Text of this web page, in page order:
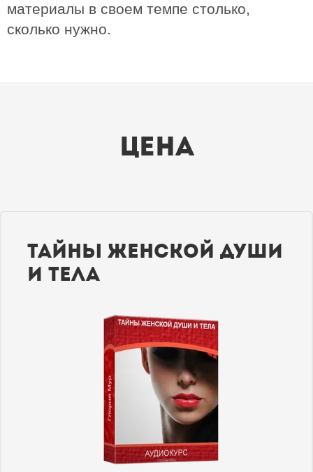
материалы в своем темпе столько,
сколько нужно.
Цена
Тайны женской души
и тела